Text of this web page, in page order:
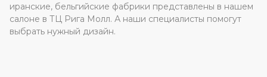
иранские, бельгийские фабрики представлены в нашем
салоне в ТЦ Рига Молл. А наши специалисты помогут
выбрать нужный дизайн.